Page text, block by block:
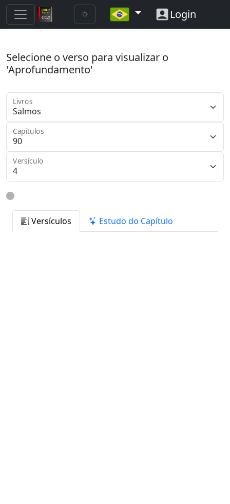
Login
Selecione o verso para visualizar o
'Aprofundamento'
Livros
Capítulos
Versículo
Versículos Estudo do Capítulo